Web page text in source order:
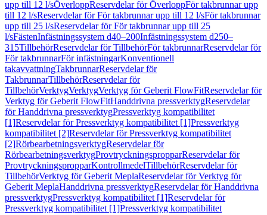
upp till 12 l/sÖverloppReservdelar för ÖverloppFör takbrunnar upp
till 12 l/sReservdelar för För takbrunnar upp till 12 l/sFör takbrunnar
upp till 25 l/sReservdelar för För takbrunnar upp till 25
l/sFästenInfästningssystem d40–200Infästningssystem d250–
315TillbehörReservdelar för TillbehörFör takbrunnarReservdelar för
För takbrunnarFör infästningarKonventionell
takavvattningTakbrunnarReservdelar för
TakbrunnarTillbehörReservdelar för
TillbehörVerktygVerktygVerktyg för Geberit FlowFitReservdelar för
Verktyg för Geberit FlowFitHanddrivna pressverktygReservdelar
för Handdrivna pressverktygPressverktyg kompatibilitet
[1]Reservdelar för Pressverktyg kompatibilitet [1]Pressverktyg
kompatibilitet [2]Reservdelar för Pressverktyg kompatibilitet
[2]RörbearbetningsverktygReservdelar för
RörbearbetningsverktygProvtryckningspropparReservdelar för
ProvtryckningspropparKontrollmedelTillbehörReservdelar för
TillbehörVerktyg för Geberit MeplaReservdelar för Verktyg för
Geberit MeplaHanddrivna pressverktygReservdelar för Handdrivna
pressverktygPressverktyg kompatibilitet [1]Reservdelar för
Pressverktyg kompatibilitet [1]Pressverktyg kompatibilitet